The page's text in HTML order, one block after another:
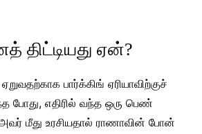
திட்டியது ஏன்?
பார்க்கிங் ஏரியாவிற்குச்
போது, எதிரில் வந்த ஒரு பெண்
அவர் மீது உரசியதால் ராணாவின் போன்